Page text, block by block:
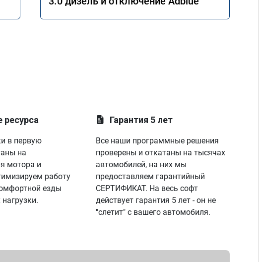
ресурса
в первую
на
мотора и
работу
езды
Гарантия 5 лет
Все наши программные решения
проверены и откатаны на тысячах
автомобилей, на них мы
предоставляем гарантийный
СЕРТИФИКАТ. На весь софт
действует гарантия 5 лет - он не
"слетит" с вашего автомобиля.